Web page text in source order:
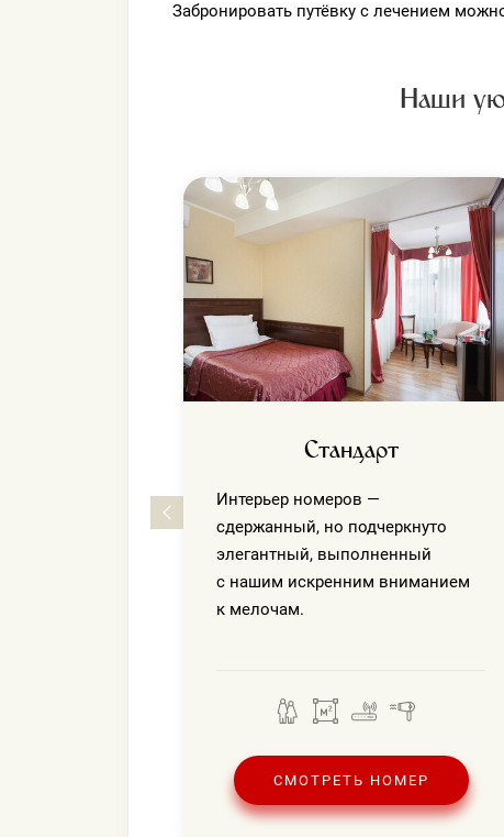
Забронировать путёвку с лечением
Наши
Стандарт
Интерьер номеров —
сдержанный, но подчеркнуто
элегантный, выполненный
с нашим искренним вниманием
к мелочам.
СМОТРЕТЬ НОМЕР